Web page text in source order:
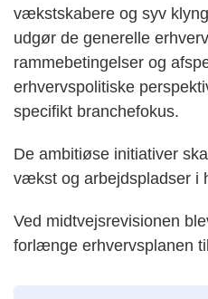
vækstskabere og syv
udgør de generelle
rammebetingelser og
erhvervspolitiske
specifikt branchefokus.
De ambitiøse initiativer
vækst og arbejdspladser i
Ved midtvejsrevisionen
forlænge erhvervsplanen